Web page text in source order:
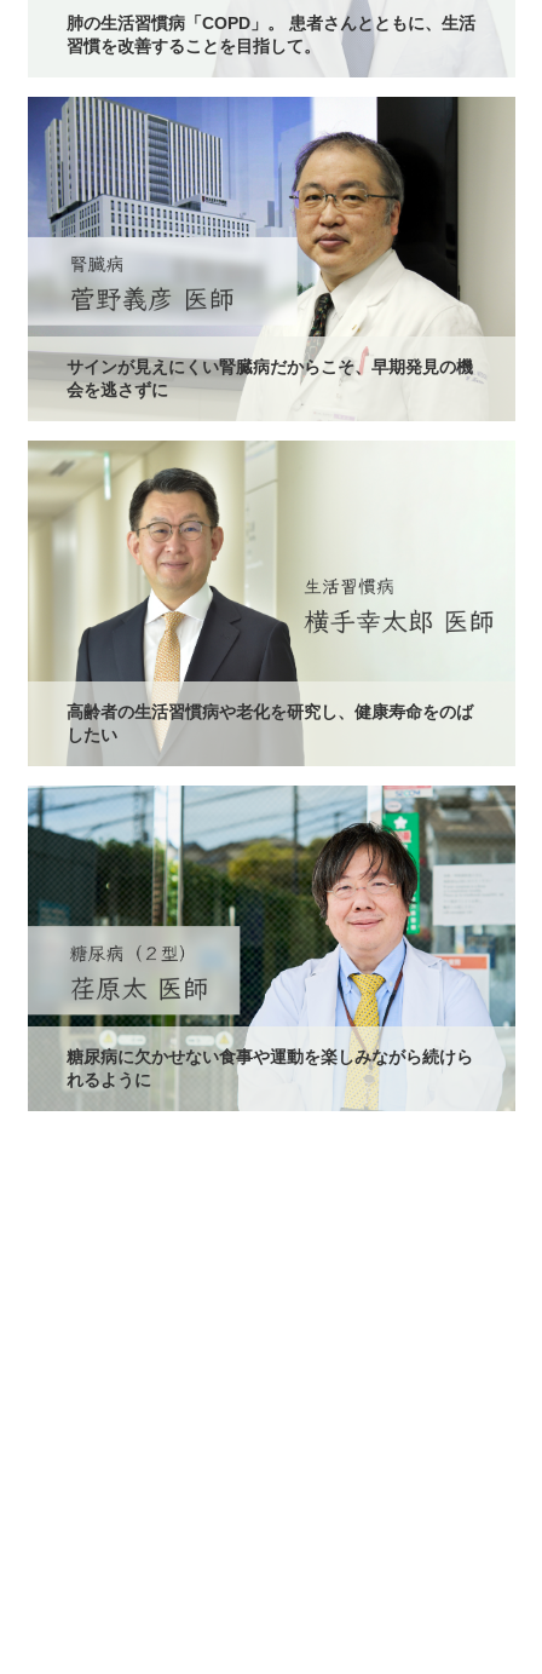
肺の生活習慣病「COPD」。 患者さんとともに、生活
習慣を改善することを目指して。
サインが見えにくい腎臓病だからこそ、早期発見の機
会を逃さずに
高齢者の生活習慣病や老化を研究し、健康寿命をのば
したい
糖尿病に欠かせない食事や運動を楽しみながら続けら
れるように